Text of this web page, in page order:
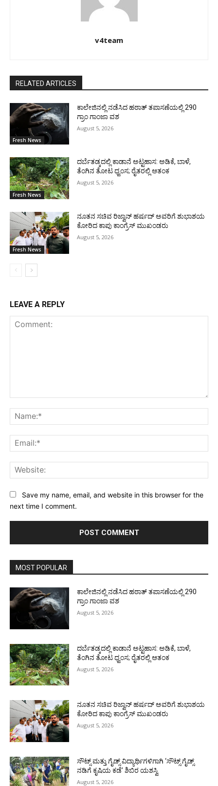
v4team
RELATED ARTICLES
Fresh News
ಕಾಲೇಜಿನಲ್ಲಿ ನಡೆಸಿದ ಹಠಾತ್ ತಪಾಸಣೆಯಲ್ಲಿ 290
ಗ್ರಾಂ ಗಾಂಜಾ ವಶ
August 5, 2026
Fresh News
ದರ್ಬೆತಡ್ಕದಲ್ಲಿ ಕಾಡಾನೆ ಅಟ್ಟಹಾಸ: ಅಡಿಕೆ, ಬಾಳೆ,
ತೆಂಗಿನ ತೋಟ ಧ್ವಂಸ; ರೈತರಲ್ಲಿ ಆತಂಕ
August 5, 2026
Fresh News
ನೂತನ ಸಚಿವ ರಿಜ್ವಾನ್ ಹರ್ಷದ್ ಅವರಿಗೆ ಶುಭಾಶಯ
ಕೋರಿದ ಕಾಪು ಕಾಂಗ್ರೆಸ್ ಮುಖಂಡರು
August 5, 2026
LEAVE A REPLY
Save my name, email, and website in this browser for the
next time I comment.
MOST POPULAR
ಕಾಲೇಜಿನಲ್ಲಿ ನಡೆಸಿದ ಹಠಾತ್ ತಪಾಸಣೆಯಲ್ಲಿ 290
ಗ್ರಾಂ ಗಾಂಜಾ ವಶ
August 5, 2026
ದರ್ಬೆತಡ್ಕದಲ್ಲಿ ಕಾಡಾನೆ ಅಟ್ಟಹಾಸ: ಅಡಿಕೆ, ಬಾಳೆ,
ತೆಂಗಿನ ತೋಟ ಧ್ವಂಸ; ರೈತರಲ್ಲಿ ಆತಂಕ
August 5, 2026
ನೂತನ ಸಚಿವ ರಿಜ್ವಾನ್ ಹರ್ಷದ್ ಅವರಿಗೆ ಶುಭಾಶಯ
ಕೋರಿದ ಕಾಪು ಕಾಂಗ್ರೆಸ್ ಮುಖಂಡರು
August 5, 2026
ಸೌಟ್ಸ್ ಮತ್ತು ಗೈಡ್ಸ್ ವಿದ್ಯಾರ್ಥಿಗಳಿಗಾಗಿ ‘ಸೌಟ್ಸ್ ಗೈಡ್ಸ್
ನಡಿಗೆ ಕೃಷಿಯ ಕಡೆ’ ಶಿಬಿರ ಯಶಸ್ವಿ
August 5, 2026